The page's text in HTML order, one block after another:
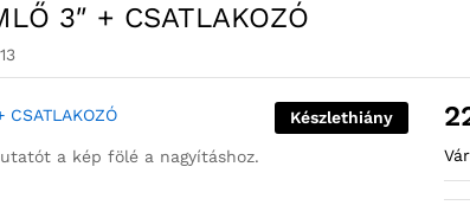
3″ + CSATLAKOZÓ
Készlethiány
a kép fölé a nagyításhoz.